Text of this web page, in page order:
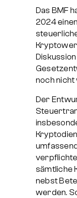
Das BMF
2024
noch nicht
Der
sämtliche
nebst
werden.